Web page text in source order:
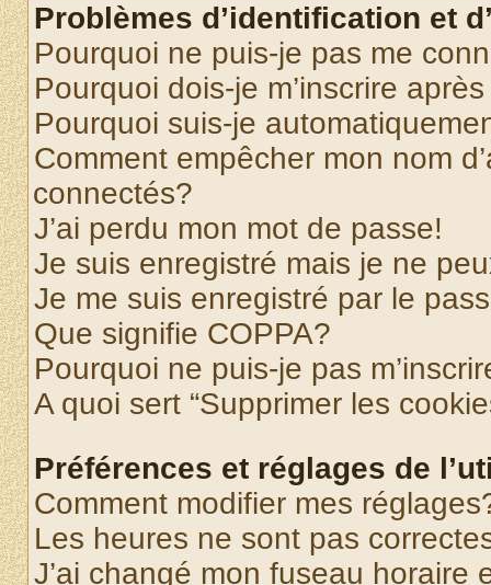
Problèmes d’identification et
Pourquoi ne puis-je pas me
Pourquoi dois-je m’inscrire
Pourquoi suis-je
Comment empêcher mon nom
connectés?
J’ai perdu mon mot de passe!
Je suis enregistré mais je ne
Je me suis enregistré par le
Que signifie COPPA?
Pourquoi ne puis-je pas
A quoi sert “Supprimer les
Préférences et réglages de
Comment modifier mes
Les heures ne sont pas
J’ai changé mon fuseau horaire